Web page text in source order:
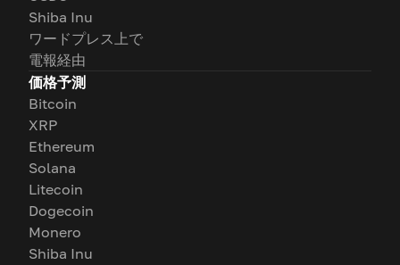
Shiba Inu
ワードプレス上で
電報経由
価格予測
Bitcoin
XRP
Ethereum
Solana
Litecoin
Dogecoin
Monero
Shiba Inu